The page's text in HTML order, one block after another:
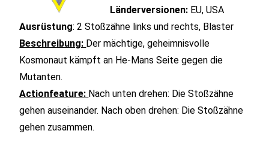
Länderversionen: EU, USA
Ausrüstung: 2 Stoßzähne links und rechts, Blaster
Beschreibung: Der mächtige, geheimnisvolle
Kosmonaut kämpft an He-Mans Seite gegen die
Mutanten.
Actionfeature: Nach unten drehen: Die Stoßzähne
gehen auseinander. Nach oben drehen: Die Stoßzähne
gehen zusammen.